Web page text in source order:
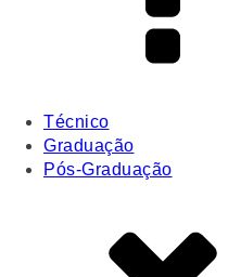
Técnico
Graduação
Pós-Graduação